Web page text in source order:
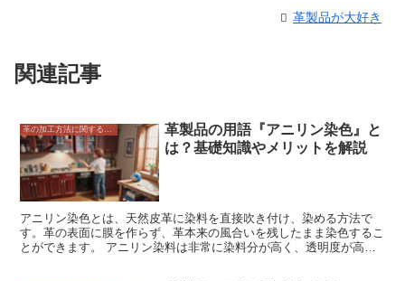
革製品が大好き
関連記事
革製品の用語『アニリン染色』と
は？基礎知識やメリットを解説
アニリン染色とは、天然皮革に染料を直接吹き付け、染める方法で
す。革の表面に膜を作らず、革本来の風合いを残したまま染色するこ
とができます。 アニリン染料は非常に染料分が高く、透明度が高い